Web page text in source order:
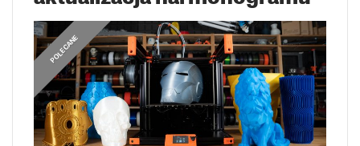
DEV DIARIES
POLECANE